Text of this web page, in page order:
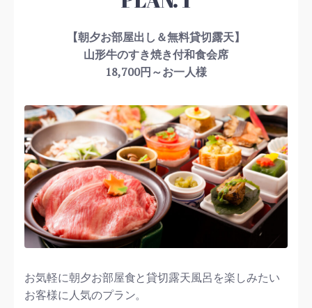
【朝夕お部屋出し＆無料貸切露天】
山形牛のすき焼き付和食会席
18,700円～お一人様
お気軽に朝夕お部屋食と貸切露天風呂を楽しみたい
お客様に人気のプラン。